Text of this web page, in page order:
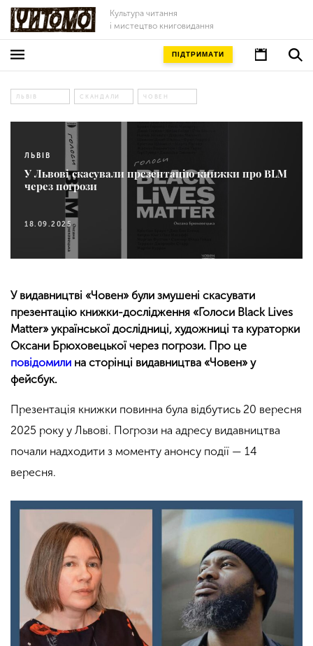
Культура читання
і мистецтво книговидання
ПІДТРИМАТИ
ЛЬВІВ СКАНДАЛИ ЧОВЕН
ЛЬВІВ
У Львові скасували презентацію книжки про BLM
через погрози
18.09.2025
У видавництві «Човен» були змушені скасувати
презентацію книжки-дослідження «Голоси Black Lives
Matter» української дослідниці, художниці та кураторки
Оксани Брюховецької через погрози. Про це
повідомили на сторінці видавництва «Човен» у
фейсбук.
Презентація книжки повинна була відбутись 20 вересня
2025 року у Львові. Погрози на адресу видавництва
почали надходити з моменту анонсу події — 14
вересня.